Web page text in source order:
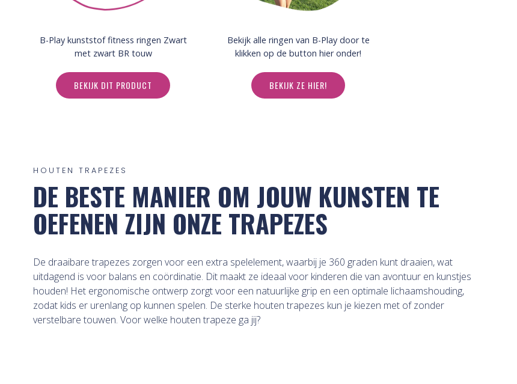
B-Play kunststof fitness ringen Zwart
met zwart BR touw
BEKIJK DIT PRODUCT
Bekijk alle ringen van B-Play door te
klikken op de button hier onder!
BEKIJK ZE HIER!
HOUTEN TRAPEZES
DE BESTE MANIER OM JOUW KUNSTEN TE
OEFENEN ZIJN ONZE TRAPEZES
De draaibare trapezes zorgen voor een extra spelelement, waarbij je 360 graden kunt draaien, wat
uitdagend is voor balans en coördinatie. Dit maakt ze ideaal voor kinderen die van avontuur en kunstjes
houden! Het ergonomische ontwerp zorgt voor een natuurlijke grip en een optimale lichaamshouding,
zodat kids er urenlang op kunnen spelen. De sterke houten trapezes kun je kiezen met of zonder
verstelbare touwen. Voor welke houten trapeze ga jij?